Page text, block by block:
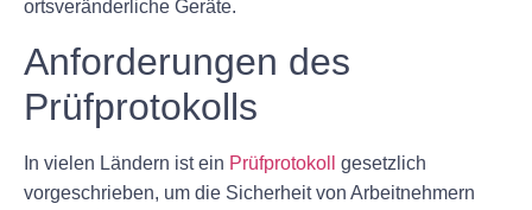
ortsveränderliche Geräte.
Anforderungen des
Prüfprotokolls
In vielen Ländern ist ein Prüfprotokoll
gesetzlich
vorgeschrieben, um die Sicherheit von Arbeitnehmern